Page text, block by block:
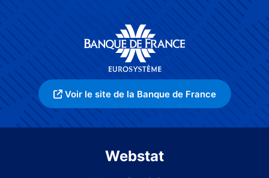
Voir le site de la Banque de France
Webstat